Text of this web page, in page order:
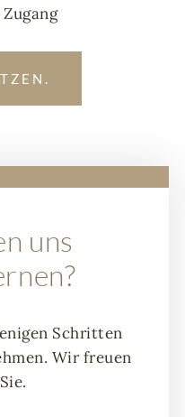
uns
Schritten
Wir freuen